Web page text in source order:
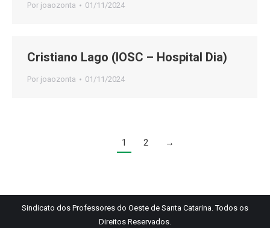
Por joaozonta 01/11/2024
Cristiano Lago (IOSC – Hospital Dia)
Por joaozonta 01/11/2024
1 2 →
Sindicato dos Professores do Oeste de Santa Catarina. Todos os
Direitos Reservados.